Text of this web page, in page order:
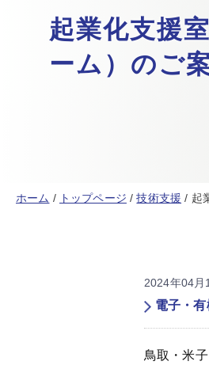
起業化支援
ーム）のご
ホーム / トップページ /技術支援 / 起
2024年04月
電子・
鳥取・米